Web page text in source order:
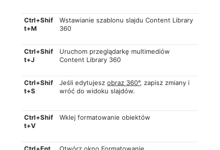
Ctrl+Shif
t+M
Wstawianie szablonu slajdu Content Library
360
Ctrl+Shif
t+J
Uruchom przeglądarkę multimediów
Content Library 360
Ctrl+Shif
t+S
Jeśli edytujeszobraz 360°, zapisz zmiany i
wróć do widoku slajdów.
Ctrl+Shif
t+V
Wklej formatowanie obiektów